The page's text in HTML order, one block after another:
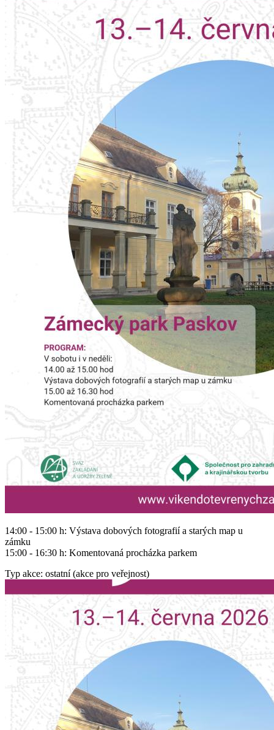
14:00 - 15:00 h: Výstava dobových fotografií a starých map u
zámku
15:00 - 16:30 h: Komentovaná procházka parkem
Typ akce: ostatní (akce pro veřejnost)